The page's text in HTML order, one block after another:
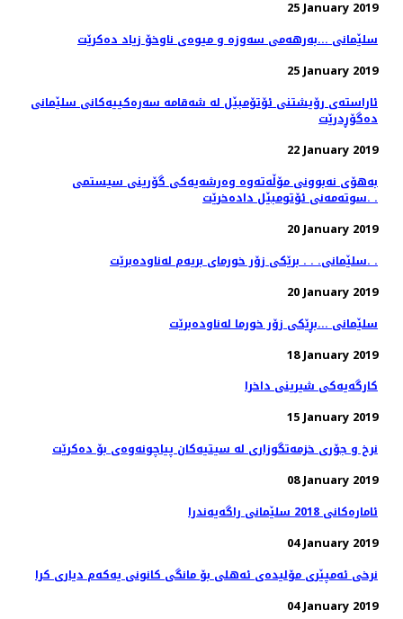
25 January 2019
سلێمانی ...بەرهەمی سەوزە و میوەی ناوخۆ زیاد دەكرێت
25 January 2019
ئاراسته‌ی رۆیشتنی ئۆتۆمبێل له‌ شه‌قامه‌ سه‌ره‌كییه‌كانی سلێمانی
ده‌گۆڕدرێت
22 January 2019
به‌هۆی نه‌بوونی مۆڵه‌ته‌وه‌ وه‌رشه‌یه‌كی گۆرینی سیستمی
سوته‌مه‌نی ئۆتومبێل داده‌خرێت. .
20 January 2019
سلێمانی. . . برێكی زۆر خورمای بریه‌م له‌ناوده‌برێت. .
20 January 2019
سلێمانی ...بڕێكی زۆر خورما له‌ناوده‌برێت
18 January 2019
كارگه‌یه‌كی شیرینی داخرا
15 January 2019
08 January 2019
ئاماره‌كانی 2018 سلێمانی راگه‌یه‌ندرا
04 January 2019
نرخی ئەمپێری مۆلیدەی ئەهلی بۆ مانگی كانونی یەكەم دیاری كرا
04 January 2019